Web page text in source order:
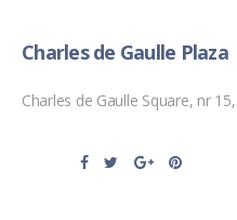
Charles de Gaulle Plaza
Charles de Gaulle Square, nr 15,